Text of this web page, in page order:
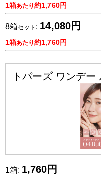
1箱あたり約1,760円
8箱セット : 14,080円
1箱あたり約1,760円
トパーズ ワンデー
1箱: 1,760円